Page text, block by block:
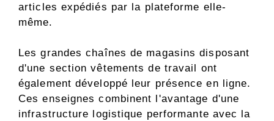
articles expédiés par la plateforme elle-
même.
Les grandes chaînes de magasins disposant
d'une section vêtements de travail ont
également développé leur présence en ligne.
Ces enseignes combinent l'avantage d'une
infrastructure logistique performante avec la